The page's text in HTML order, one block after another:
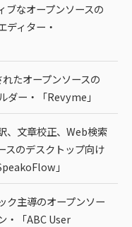
ブなオープンソースの
ディター・
たオープンソースの
ダー・「Revyme」
、文章校正、Web検索
スのデスクトップ向け
」
ク主導のオープンソー
・「ABC User